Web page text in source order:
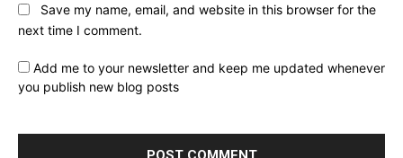
Save my name, email, and website in this browser for the
next time I comment.
Add me to your newsletter and keep me updated whenever
you publish new blog posts